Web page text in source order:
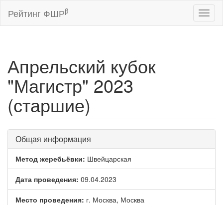
Рейтинг ФШРβ
Апрельский кубок
"Магистр" 2023
(старшие)
Общая информация
Метод жеребьёвки: Швейцарская
Дата проведения: 09.04.2023
Место проведения: г. Москва, Москва